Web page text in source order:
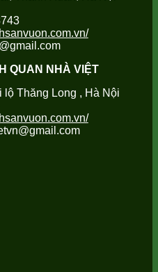
QUAN NHÀ VIỆT
Thăng Long , Hà Nội